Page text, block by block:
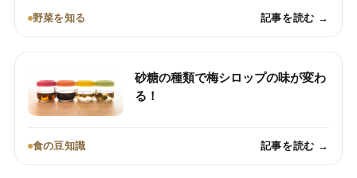
野菜を知る 記事を読む →
砂糖の種類で梅シロップの味が変わ
る！
食の豆知識 記事を読む →